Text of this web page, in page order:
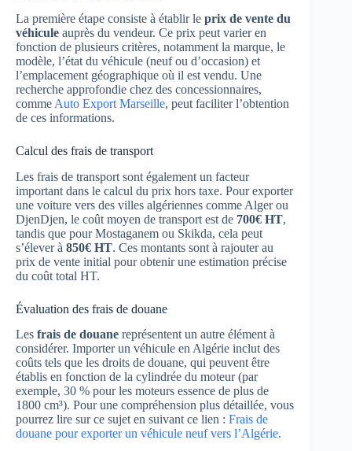
La première étape consiste à établir le prix de vente du
véhicule auprès du vendeur. Ce prix peut varier en
fonction de plusieurs critères, notamment la marque, le
modèle, l’état du véhicule (neuf ou d’occasion) et
l’emplacement géographique où il est vendu. Une
recherche approfondie chez des concessionnaires,
comme Auto Export Marseille, peut faciliter l’obtention
de ces informations.
Calcul des frais de transport
Les frais de transport sont également un facteur
important dans le calcul du prix hors taxe. Pour exporter
une voiture vers des villes algériennes comme Alger ou
DjenDjen, le coût moyen de transport est de 700€ HT,
tandis que pour Mostaganem ou Skikda, cela peut
s’élever à 850€ HT. Ces montants sont à rajouter au
prix de vente initial pour obtenir une estimation précise
du coût total HT.
Évaluation des frais de douane
Les frais de douane représentent un autre élément à
considérer. Importer un véhicule en Algérie inclut des
coûts tels que les droits de douane, qui peuvent être
établis en fonction de la cylindrée du moteur (par
exemple, 30 % pour les moteurs essence de plus de
1800 cm³). Pour une compréhension plus détaillée, vous
pourrez lire sur ce sujet en suivant ce lien : Frais de
douane pour exporter un véhicule neuf vers l’Algérie.